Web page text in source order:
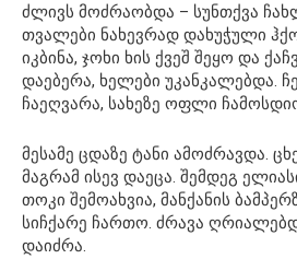
ძლივს მოძრაობდა – სუნთქვა
თვალები ნახევრად დახუჭული
იკბინა, ჯოხი ხის ქვეშ შეყო და
დაებერა, ხელები უკანკალებდა.
ჩაეღვარა, სახეზე ოფლი
მესამე ცდაზე ტანი ამოძრავდა.
მაგრამ ისევ დაეცა. შემდეგ
თოკი შემოახვია, მანქანის
სიჩქარე ჩართო. ძრავა
დაიძრა.